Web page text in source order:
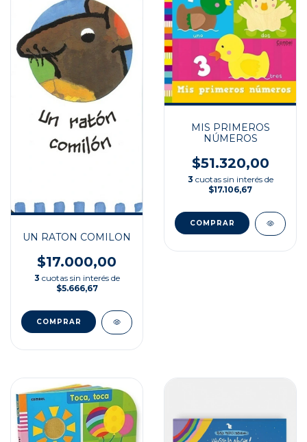
UN RATON COMILON
$17.000,00
3 cuotas sin interés de
$5.666,67
MIS PRIMEROS
NÚMEROS
$51.320,00
3 cuotas sin interés de
$17.106,67